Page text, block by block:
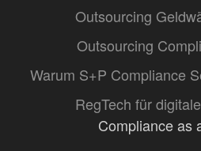
Outsourcing
Outsourcing
Warum S+P Compliance
RegTech für
Compliance as